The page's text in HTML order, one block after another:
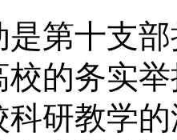
十支部
校的务实
研教学